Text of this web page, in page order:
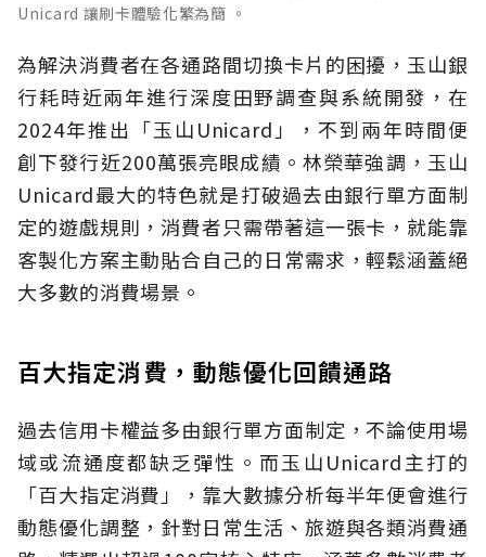
Unicard 讓刷卡體驗化繁為簡 。
為解決消費者在各通路間切換卡片的困擾，玉山銀
行耗時近兩年進行深度田野調查與系統開發，在
2024年推出「玉山Unicard」，不到兩年時間便
創下發行近200萬張亮眼成績。林榮華強調，玉山
Unicard最大的特色就是打破過去由銀行單方面制
定的遊戲規則，消費者只需帶著這一張卡，就能靠
客製化方案主動貼合自己的日常需求，輕鬆涵蓋絕
大多數的消費場景。
百大指定消費，動態優化回饋通路
過去信用卡權益多由銀行單方面制定，不論使用場
域或流通度都缺乏彈性。而玉山Unicard主打的
「百大指定消費」，靠大數據分析每半年便會進行
動態優化調整，針對日常生活、旅遊與各類消費通